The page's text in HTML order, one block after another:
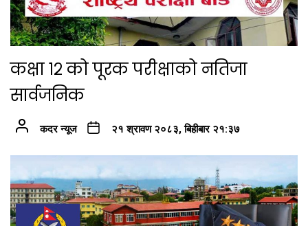
कक्षा १२ को पूरक परीक्षाको नतिजा
सार्वजनिक
कदर न्यूज २१ श्रावण २०८३, बिहीबार २१:३७